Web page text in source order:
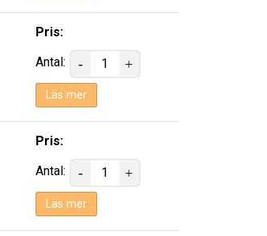
Pris:
Antal:
Läs mer
Pris:
Antal:
Läs mer